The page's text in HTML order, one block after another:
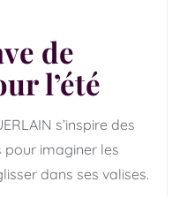
de
l’été
s’inspire des
pour imaginer les
dans ses valises.